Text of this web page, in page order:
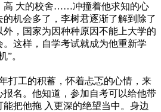
高 大的校舍……冲撞着他求知的心
机会多了，李树君逐渐了解到除了
外，国家为因种种原因不能上大学的
。这样，自学考试就成为他重新学
”。
打工的积蓄，怀着忐忑的心情，来
名。他知道，参加自考可以给他带
把他拖 入更深的绝望当中。身边